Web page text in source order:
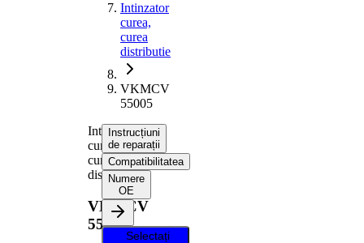
Intinzator
curea,
curea
distributie
VKMCV
55005
Intinzator
curea,
curea
distributie
VKMCV
55005
Instrucțiuni
de reparații
Compatibilitatea
Numere
OE
Selectați